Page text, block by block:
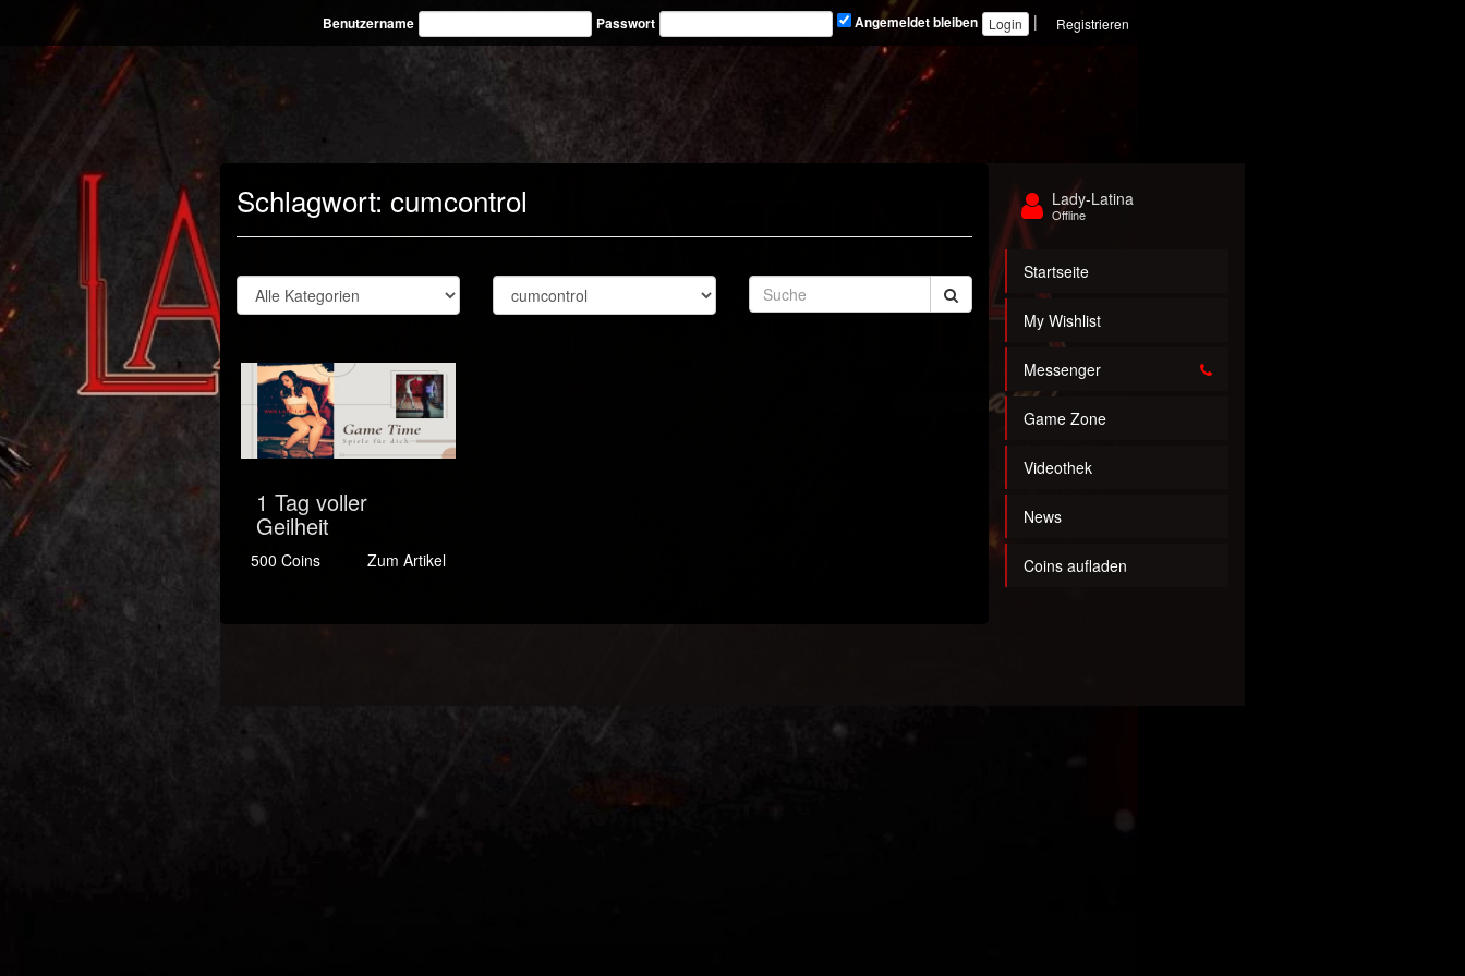
Benutzername Passwort Angemeldet bleiben | Registrieren
Lady-Latina
Offline
Startseite
My Wishlist
Messenger
Game Zone
Videothek
News
Coins aufladen
Schlagwort: cumcontrol
1 Tag voller
Geilheit
500 Coins Zum Artikel